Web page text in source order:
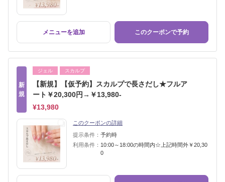
メニューを追加 このクーポンで予約
新
規
ジェル スカルプ
【新規】【仮予約】スカルプで長さだし★フルア
ート￥20,300円→￥13,980-
¥13,980
このクーポンの詳細
提示条件： 予約時
利用条件： 10:00～18:00の時間内☆上記時間外￥20,30
0